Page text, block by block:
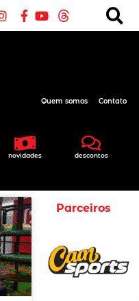
novidades descontos
Quem somos Contato
Parceiros